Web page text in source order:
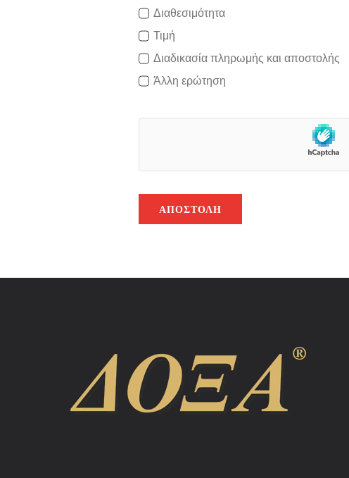
Διαθεσιμότητα
Τιμή
Διαδικασία πληρωμής και αποστολής
Άλλη ερώτηση
ΑΠΟΣΤΟΛΉ